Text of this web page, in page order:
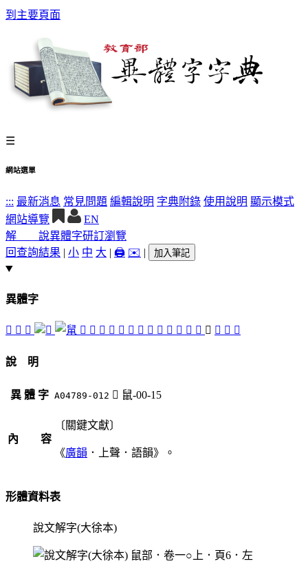
到主要頁面
☰
網站選單
::: 最新消息 常見問題 編輯說明 字典附錄 使用說明 顯示模式
網站導覽
EN
解 說異體字研訂瀏覽
回查詢結果 | 小 中 大 | 🖨️ ✉️ | 加入筆記
異體字
󷁒 󷁅 𦥩 󷁂 󷁄 󷁃 󷁓 󷁁 󷁍 󷁋 󷁏 󷁑 󷁊 󷁐 󷁎 󷁇 󷁈 󷁌 󷁆 󷁉
說 明
異 體 字 A04789-012 󷁈 鼠-00-15
內 容
〔關鍵文獻〕
《廣韻 ．上聲．語韻》。
形體資料表
說文解字(大徐本)